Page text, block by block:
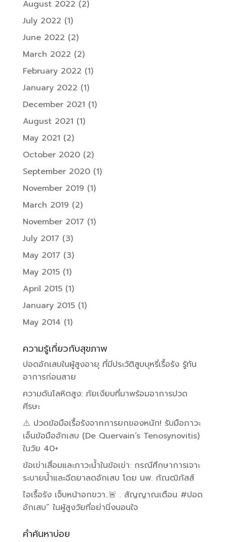
August 2022 (2)
July 2022 (1)
June 2022 (2)
March 2022 (2)
February 2022 (1)
January 2022 (1)
December 2021 (1)
August 2021 (1)
May 2021 (2)
October 2020(2)
September 2020(1)
November 2019 (1)
March 2019 (2)
November 2017 (1)
July 2017 (3)
May 2017 (3)
May 2015(1)
April 2015(1)
January 2015(1)
May 2014 (1)
ความรู้เกี่ยวกับสุขภาพ
ปอดอักเสบในผู้สูงอายุ ที่มีประวัติสูบบุหรี่เรื้อรัง รู้ทัน
อาการก่อนสาย
ความดันโลหิตสูง: ภัยเงียบที่มาพร้อมอาการปวด
ศีรษะ
⚠️ ปวดข้อมือเรื้อรังจากการยกของหนัก! รับมือภาวะ
เอ็นข้อมืออักเสบ (De Quervain’s Tenosynovitis)
ในวัย 40+
ข้อเข่าเสื่อมและภาวะน้ำในข้อเข่า: กรณีศึกษาการเจาะ
ระบายน้ำและฉีดยาลดอักเสบ โดย นพ. กัณฒิภัสส์
ไอเรื้อรัง เจ็บหน้าอกขวา..🚨 . สัญญาณเตือน #ปอด
อักเสบ” ในผู้สูงวัยที่อย่านิ่งนอนใจ
คำค้นหาบ่อย